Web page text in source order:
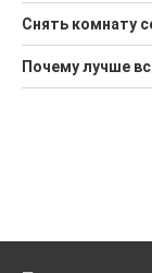
Снять комнату
Ищите, как
Почему лучше